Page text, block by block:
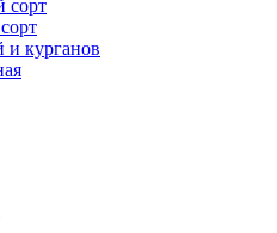
сорт
и курганов